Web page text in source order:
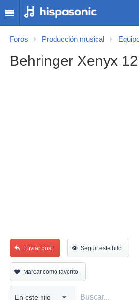
Foros Producción musical
Behringer Xenyx
Enviar post Seguir este hilo
Marcar como favorito